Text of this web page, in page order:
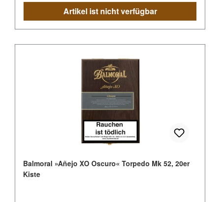
Artikel ist nicht verfügbar
Balmoral »Añejo XO Oscuro« Torpedo Mk 52, 20er
Kiste